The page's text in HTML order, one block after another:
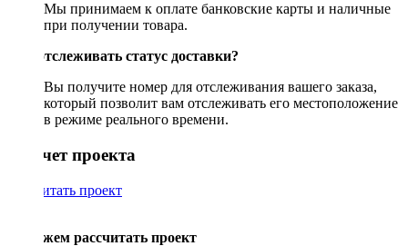
Мы принимаем к оплате банковские карты и наличные
при получении товара.
Как отслеживать статус доставки?
Вы получите номер для отслеживания вашего заказа,
который позволит вам отслеживать его местоположение
в режиме реального времени.
Рассчет проекта
Рассчитать проект
Поможем рассчитать проект